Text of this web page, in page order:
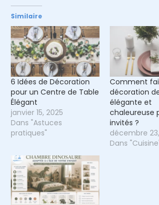
Similaire
6 Idées de Décoration
pour un Centre de Table
Élégant
janvier 15, 2025
Dans "Astuces
pratiques"
Comment
décoration
élégante et
chaleureuse
invités ?
décembre
Dans